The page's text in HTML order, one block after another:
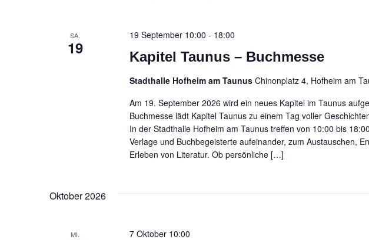
SA.
19 Kapitel Taunus – Buchmesse
19 September 10:00 - 18:00
Stadthalle Hofheim am Taunus Chinonplatz 4, Hofheim am
Am 19. September 2026 wird ein neues Kapitel im Taunus
Buchmesse lädt Kapitel Taunus zu einem Tag voller
In der Stadthalle Hofheim am Taunus treffen von 10:00 bis
Verlage und Buchbegeisterte aufeinander, zum Austauschen,
Erleben von Literatur. Ob persönliche […]
Oktober 2026
MI. 7 Oktober 10:00